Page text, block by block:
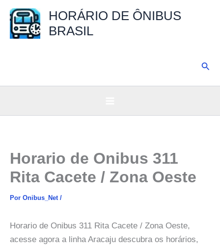
para
HORÁRIO DE ÔNIBUS
BRASIL
Horario de Onibus 311
Rita Cacete / Zona Oeste
Por Onibus_Net /
Horario de Onibus 311 Rita Cacete / Zona Oeste,
acesse agora a linha Aracaju descubra os horários,